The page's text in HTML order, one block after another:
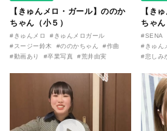
【きゅんメロ・ガール】ののか
ちゃん（小５）
#きゅんメロ
#きゅんメロガール
#スージー鈴木
#ののかちゃん
#作曲
#動画あり
#卒業写真 #荒井由実
【き
ちゃん
#SENA
#きゅん
#悲しみ